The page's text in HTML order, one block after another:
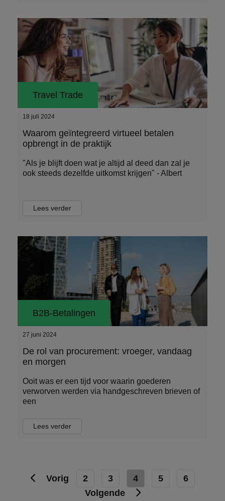
Travel Trade
18 juli 2024
Waarom geïntegreerd virtueel betalen
opbrengt in de praktijk
"Als je blijft doen wat je altijd al deed dan zal je
ook steeds dezelfde uitkomst krijgen" - Albert
Lees verder
B2B-Betalingen
27 juni 2024
De rol van procurement: vroeger, vandaag
en morgen
Ooit was er een tijd voor waarin goederen
verworven werden via handgeschreven brieven of
een
Lees verder
Vorig 2 3 4 5
6
Volgende